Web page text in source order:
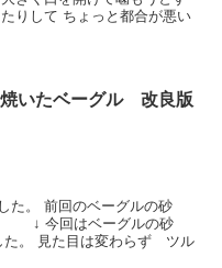
りして ちょっと都合が悪い
焼いたベーグル 改良版
た。 前回のベーグルの砂
回はベーグルの砂
た。 見た目は変わらず ツル